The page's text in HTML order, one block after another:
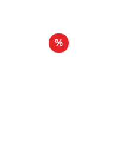
%Rabatt